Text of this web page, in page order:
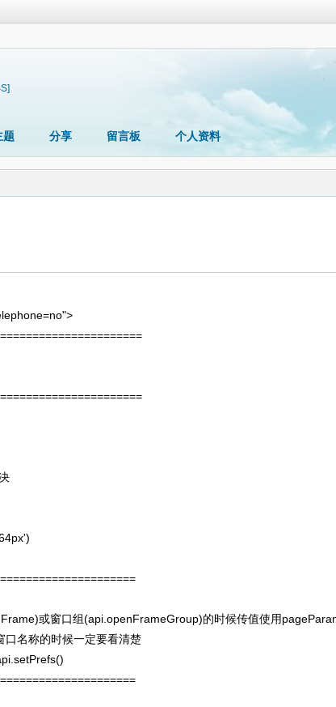
题 分享 留言板 个人资料
或窗口组 (api.openFrameGroup)的时候传值使用
口名称的时候一定要看清楚